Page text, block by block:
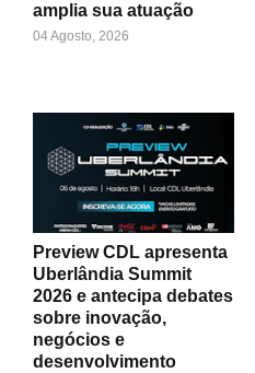
amplia sua atuação
04 Agosto, 2026
Preview CDL apresenta
Uberlândia Summit
2026 e antecipa debates
sobre inovação,
negócios e
desenvolvimento